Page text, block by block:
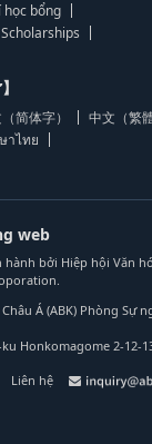
bổng
Scholarships
简体字） 中文（繁
าไทย
web
bởi Hiệp hội Văn
Á (ABK) Phòng Sự
Honkomagome 2-12-
Liên hệ